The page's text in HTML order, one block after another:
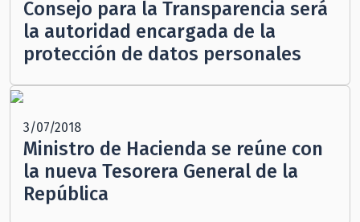
Consejo para la Transparencia será
la autoridad encargada de la
protección de datos personales
3/07/2018
Ministro de Hacienda se reúne con
la nueva Tesorera General de la
República